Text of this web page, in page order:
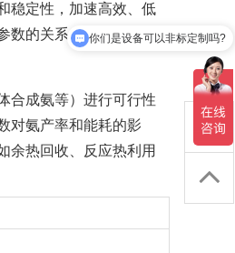
稳定性，加速高效、低
数的关系，为工业化装
合成氨等）进行可行性
对氨产率和能耗的影
余热回收、反应热利用